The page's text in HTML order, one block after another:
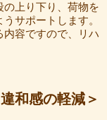
の上り下り、荷物を
サポートします。
容ですので、リハ
和感の軽減＞